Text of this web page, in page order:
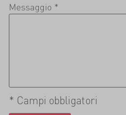
Messaggio *
* Campi obbligatori